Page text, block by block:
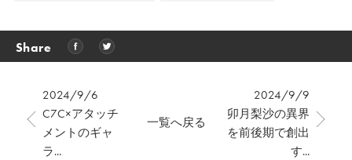
Share
2024/9/6
C7C×アタッチ
メントのギャ
ラ...
2024/9/9
卯月梨沙の異界
を前後期で創出
す...
一覧へ戻る